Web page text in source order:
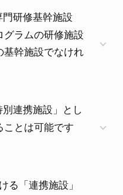
研修基幹施設
ラムの研修施設
基幹施設でなけれ
別連携施設」とし
ことは可能です
る「連携施設」